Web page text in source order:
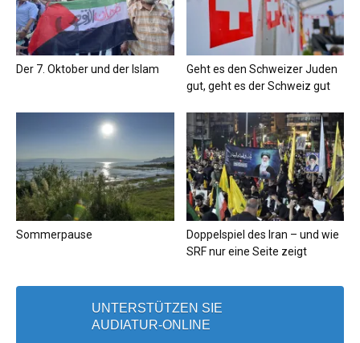
Der 7. Oktober und der Islam
Geht es den Schweizer Juden
gut, geht es der Schweiz gut
Sommerpause
Doppelspiel des Iran – und wie
SRF nur eine Seite zeigt
UNTERSTÜTZEN SIE
AUDIATUR-ONLINE